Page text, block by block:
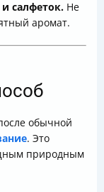
салфеток. Не
аромат.
обычной
. Это
природным